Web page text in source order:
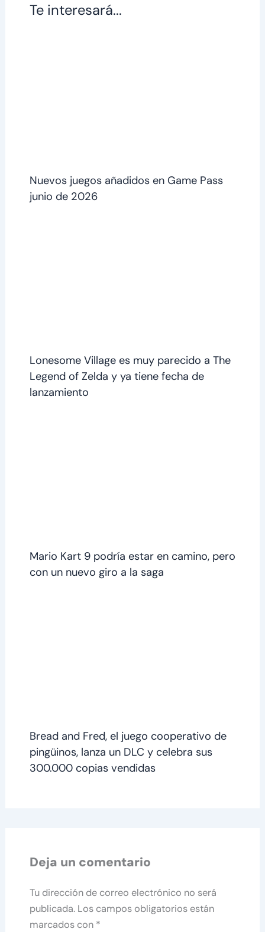
Te interesará...
Nuevos juegos añadidos en Game Pass
junio de 2026
Lonesome Village es muy parecido a The
Legend of Zelda y ya tiene fecha de
lanzamiento
Mario Kart 9 podría estar en camino, pero
con un nuevo giro a la saga
Bread and Fred, el juego cooperativo de
pingüinos, lanza un DLC y celebra sus
300.000 copias vendidas
Deja un comentario
Tu dirección de correo electrónico no será
publicada. Los campos obligatorios están
marcados con *